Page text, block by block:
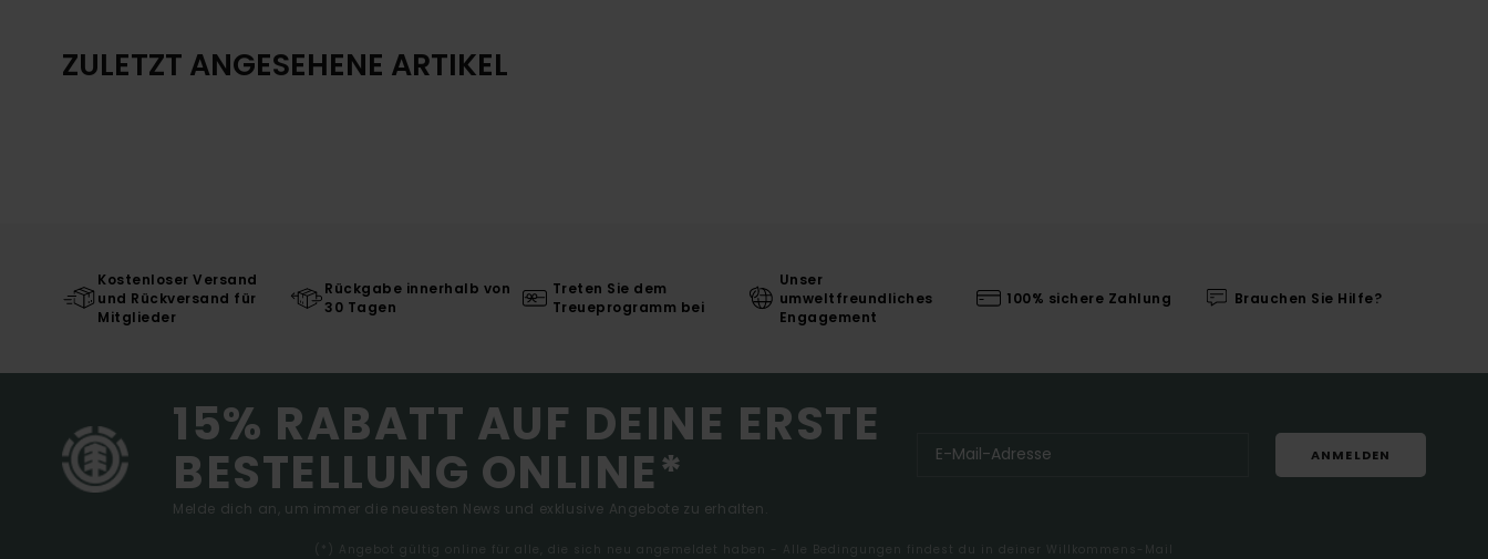
ZULETZT ANGESEHENE ARTIKEL
Kostenloser Versand
und Rückversand für
Mitglieder
Rückgabe innerhalb von
30 Tagen
Treten Sie dem
Treueprogramm bei
Unser
umweltfreundliches
Engagement
100% sichere Zahlung Brauchen Sie Hilfe?
15% RABATT AUF DEINE ERSTE
BESTELLUNG ONLINE*
Melde dich an, um immer die neuesten News und exklusive Angebote zu erhalten.
ANMELDEN
(*) Angebot gültig online für alle, die sich neu angemeldet haben - Alle Bedingungen findest du in deiner Willkommens-Mail